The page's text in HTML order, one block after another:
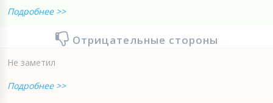
Подробнее >>
Отрицательные стороны
Не заметил
Подробнее >>